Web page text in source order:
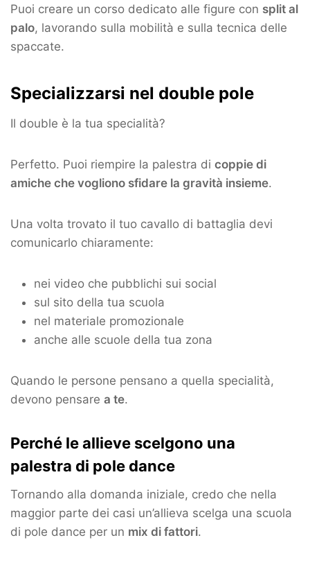
Puoi creare un corso dedicato alle figure con split al
palo, lavorando sulla mobilità e sulla tecnica delle
spaccate.
Specializzarsi nel double pole
Il double è la tua specialità?
Perfetto. Puoi riempire la palestra di coppie di
amiche che vogliono sfidare la gravità insieme.
Una volta trovato il tuo cavallo di battaglia devi
comunicarlo chiaramente:
nei video che pubblichi sui social
sul sito della tua scuola
nel materiale promozionale
anche alle scuole della tua zona
Quando le persone pensano a quella specialità,
devono pensare a te.
Perché le allieve scelgono una
palestra di pole dance
Tornando alla domanda iniziale, credo che nella
maggior parte dei casi un’allieva scelga una scuola
di pole dance per un mix di fattori.